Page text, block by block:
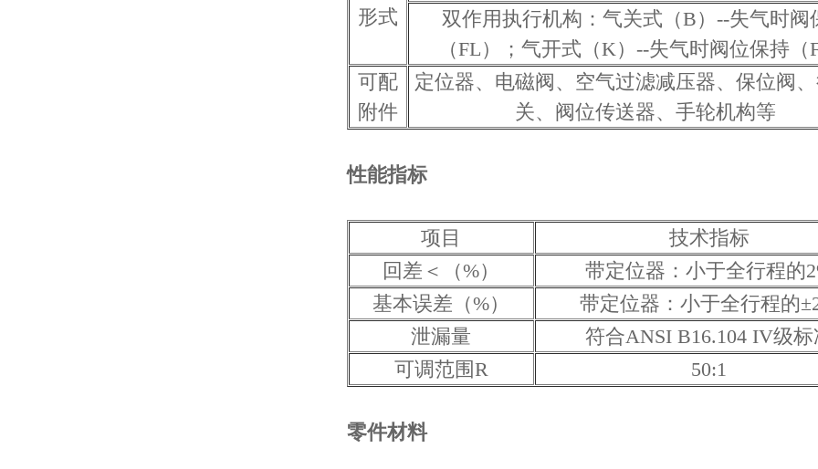
形式
双作用执行机构：气关式（B）--失气时阀
（FL）；气开式（K）--失气时阀位保持（
可配
附件
定位器、电磁阀、空气过滤减压器、保位阀
关、阀位传送器、手轮机构等
性能指标
项目
技术指标
回差＜（%）
带定位器：小于全行程的
基本误差（%）
带定位器：小于全行程的
泄漏量
符合ANSI B16.104 IV级标
可调范围R
50:1
零件材料